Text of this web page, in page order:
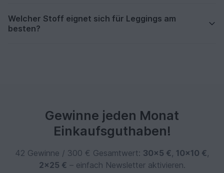
Welcher Stoff eignet sich für Leggings am
besten?
Gewinne jeden Monat
Einkaufsguthaben!
42 Gewinne / 300 € Gesamtwert: 30×5 €, 10×10 €,
2×25 € – einfach Newsletter aktivieren.